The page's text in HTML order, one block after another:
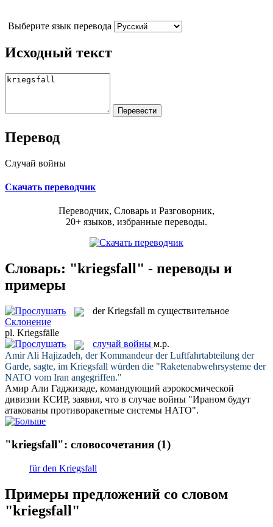
Выберите язык перевода
Исходный текст
Перевод
Случай войны
Скачать переводчик
Переводчик, Словарь и Разговорник,
20+ языков, избранные переводы.
Словарь: "kriegsfall" - переводы и
примеры
derKriegsfall m существительное
Склонение
pl. Kriegsfälle
случай войны м.р.
Amir Ali Hajizadeh, der Kommandeur der Luftfahrtabteilung der
Garde, sagte, im Kriegsfall würden die "Raketenabwehrsysteme der
NATO vom Iran angegriffen."
Амир Али Гаджизаде, командующий аэрокосмической
дивизии КСИР, заявил, что в случае войны "Ираном будут
атакованы противоракетные системы НАТО".
"kriegsfall": словосочетания (1)
für den Kriegsfall
Примеры предложений со словом
"kriegsfall"